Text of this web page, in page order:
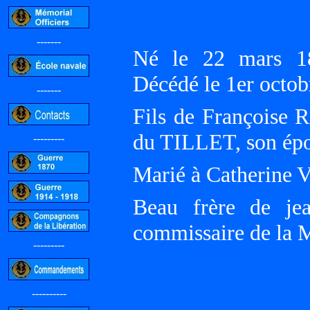
-------
-------
---------
---------
----------
Né le 22 mars
Décédé le 1er
Fils de Françoise
du TILLET, son
Marié à Catherine
Beau frère de
commissaire de la